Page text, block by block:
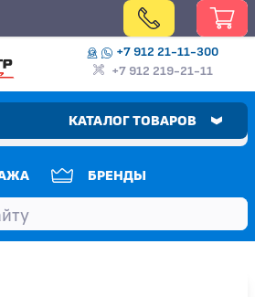
+7 912 21-11-300
+7 912 219-21-11
КАТАЛОГ ТОВАРОВ
БРЕНДЫ